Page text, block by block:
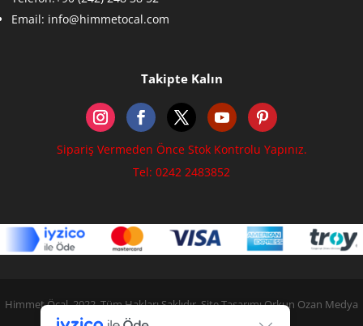
Email: info@himmetocal.com
Takipte Kalın
Sipariş Vermeden Önce Stok Kontrolu Yapınız.
Tel: 0242 2483852
Himmet Öcal, 2022. Tüm Hakları Saklıdır. Site Tasarımı Orkun Ozan Medya
Hizmetleri A.Ş.